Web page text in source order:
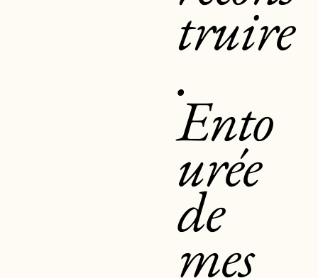
truire
.
Ento
urée
de
mes